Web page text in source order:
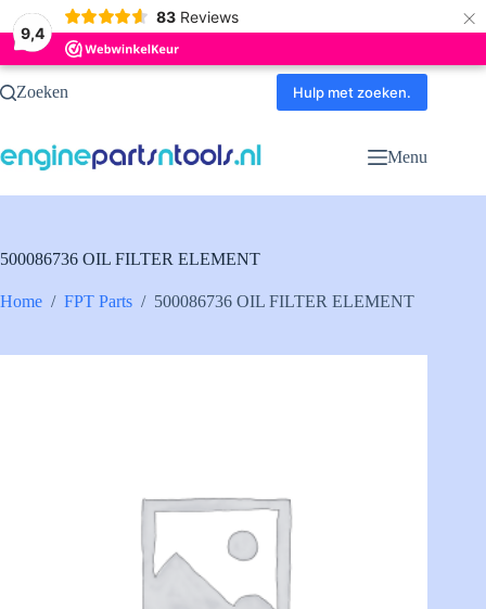
9,4
83 Reviews ×
Ga
naarZoeken Hulp met zoeken.
Menu
500086736 OIL FILTER ELEMENT
Home / FPT Parts / 500086736 OIL FILTER ELEMENT